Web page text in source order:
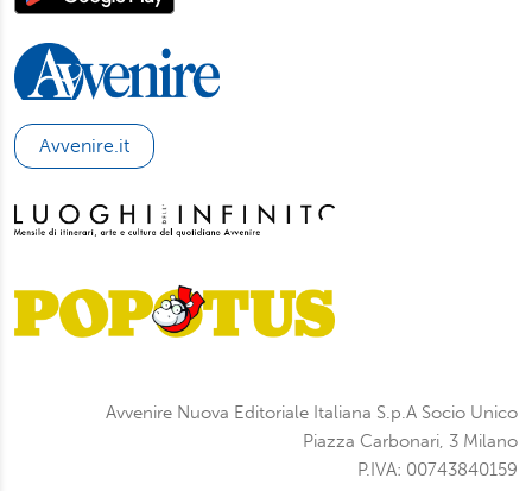
Avvenire.it
Avvenire Nuova Editoriale Italiana S.p.A Socio Unico
Piazza Carbonari, 3 Milano
P.IVA: 00743840159